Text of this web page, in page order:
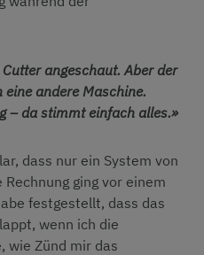
angeschaut. Aber der
andere Maschine.
– da stimmt einfach alles.»
dass nur ein System von
ging vor einem
festgestellt, dass das
wenn ich die
wie Zünd mir das